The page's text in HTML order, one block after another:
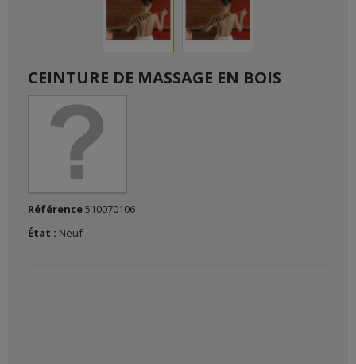
CEINTURE DE MASSAGE EN BOIS
Référence510070106
État : Neuf